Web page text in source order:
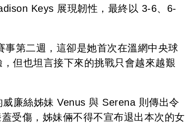
Keys 展現韌性，最終以 3-6、6-
第二週，這卻是她首次在溫網中央球
但也坦言接下來的挑戰只會越來越艱
廉絲姊妹 Venus 與 Serena 則傳出令
受傷，姊妹倆不得不宣布退出本次的女